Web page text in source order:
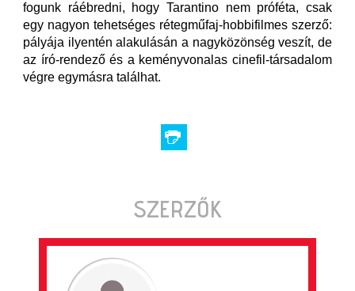
fogunk ráébredni, hogy Tarantino nem próféta, csak
egy nagyon tehetséges rétegműfaj-hobbifilmes szerző:
pályája ilyentén alakulásán a nagyközönség veszít, de
az író-rendező és a keményvonalas cinefil-társadalom
végre egymásra találhat.
SZERZŐK